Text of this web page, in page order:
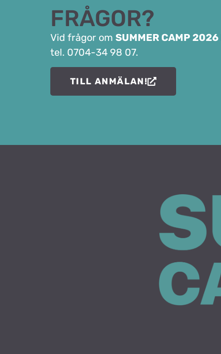
FRÅGOR?
Vid frågor om SUMMER CAMP 2026
tel. 0704-34 98 07.
TILL ANMÄLAN!